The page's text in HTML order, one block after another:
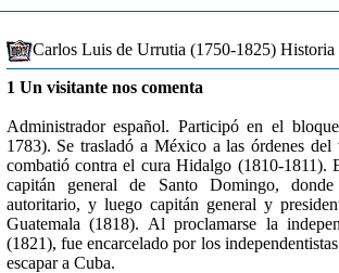
Carlos Luis de Urrutia (1750-1825) Historia
1 Un visitante nos comenta
Administrador español. Participó en el
1783). Se trasladó a México a las órdenes
combatió contra el cura Hidalgo (1810-1811).
capitán general de Santo Domingo,
autoritario, y luego capitán general y
Guatemala (1818). Al proclamarse la
(1821), fue encarcelado por los
escapar a Cuba.